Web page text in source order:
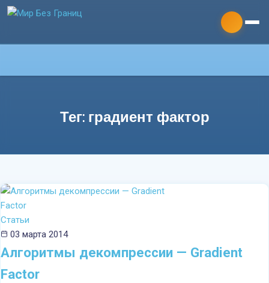
Тег: градиент фактор
Статьи
03 марта 2014
Алгоритмы декомпрессии — Gradient
Factor